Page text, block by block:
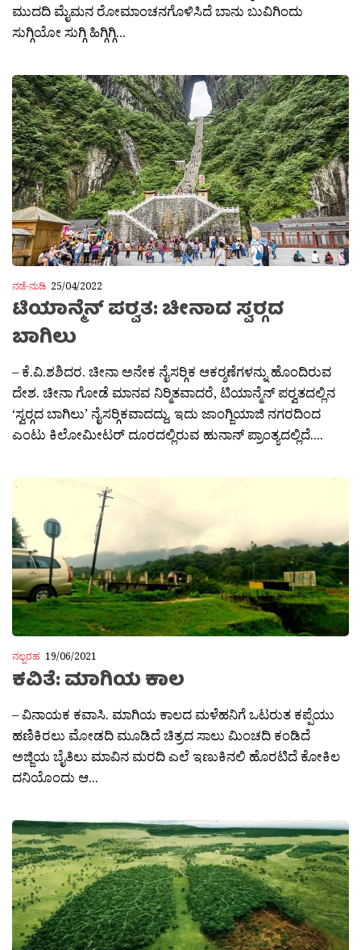
ಮುದದಿ ಮೈಮನ ರೋಮಾಂಚನಗೊಳಿಸಿದೆ ಬಾನು ಬುವಿಗಿಂದು
ಸುಗ್ಗಿಯೋ ಸುಗ್ಗಿ ಹಿಗ್ಗಿಗ್ಗಿ...
ನಡೆ-ನುಡಿ 25/04/2022
ಟಿಯಾನ್ಮೆನ್ ಪರ‍್ವತ: ಚೀನಾದ ಸ್ವರ‍್ಗದ
ಬಾಗಿಲು
– ಕೆ.ವಿ.ಶಶಿದರ. ಚೀನಾ ಅನೇಕ ನೈಸರ‍್ಗಿಕ ಆಕರ‍್ಶಣೆಗಳನ್ನು ಹೊಂದಿರುವ
ದೇಶ. ಚೀನಾ ಗೋಡೆ ಮಾನವ ನಿರ‍್ಮಿತವಾದರೆ, ಟಿಯಾನ್ಮೆನ್ ಪರ‍್ವತದಲ್ಲಿನ
‘ಸ್ವರ‍್ಗದ ಬಾಗಿಲು’ ನೈಸರ‍್ಗಿಕವಾದದ್ದು. ಇದು ಜಾಂಗ್ಜಿಯಾಜಿ ನಗರದಿಂದ
ಎಂಟು ಕಿಲೋಮೀಟರ್ ದೂರದಲ್ಲಿರುವ ಹುನಾನ್ ಪ್ರಾಂತ್ಯದಲ್ಲಿದೆ....
ನಲ್ಬರಹ 19/06/2021
ಕವಿತೆ: ಮಾಗಿಯ ಕಾಲ
– ವಿನಾಯಕ ಕವಾಸಿ. ಮಾಗಿಯ ಕಾಲದ ಮಳೆಹನಿಗೆ ಒಟರುತ ಕಪ್ಪೆಯು
ಹಣಿಕಿರಲು ಮೋಡದಿ ಮೂಡಿದೆ ಚಿತ್ರದ ಸಾಲು ಮಿಂಚದಿ ಕಂಡಿದೆ
ಅಜ್ಜಿಯ ಬೈತಿಲು ಮಾವಿನ ಮರದಿ ಎಲೆ ಇಣುಕಿನಲಿ ಹೊರಟಿದೆ ಕೋಕಿಲ
ದನಿಯೊಂದು ಆ...